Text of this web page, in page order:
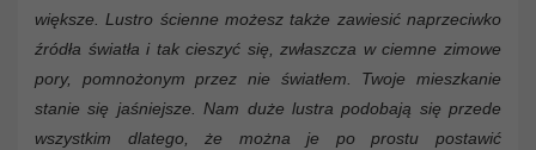
większe. Lustro ścienne możesz także zawiesić naprzeciwko
źródła światła i tak cieszyć się, zwłaszcza w ciemne zimowe
pory, pomnożonym przez nie światłem. Twoje mieszkanie
stanie się jaśniejsze. Nam duże lustra podobają się przede
wszystkim dlatego, że można je po prostu postawić